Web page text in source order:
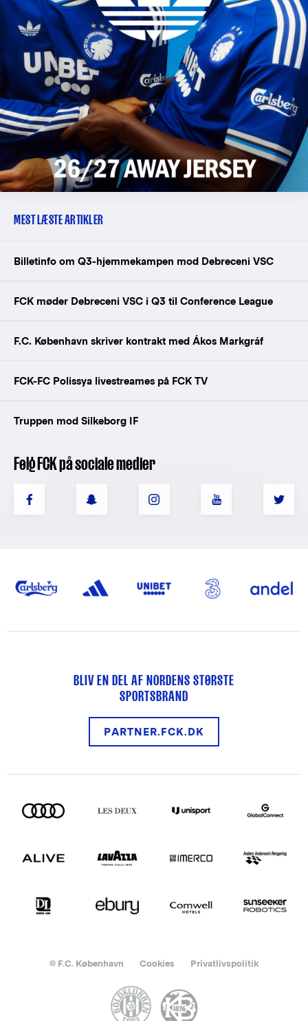
MEST LÆSTE ARTIKLER
Billetinfo om Q3-hjemmekampen mod Debreceni VSC
FCK møder Debreceni VSC i Q3 til Conference League
F.C. København skriver kontrakt med Ákos Markgráf
FCK-FC Polissya livestreames på FCK TV
Truppen mod Silkeborg IF
Følg FCK på sociale medier
BLIV EN DEL AF NORDENS STØRSTE
SPORTSBRAND
PARTNER.FCK.DK
© F.C. København Cookies Privatlivspolitik